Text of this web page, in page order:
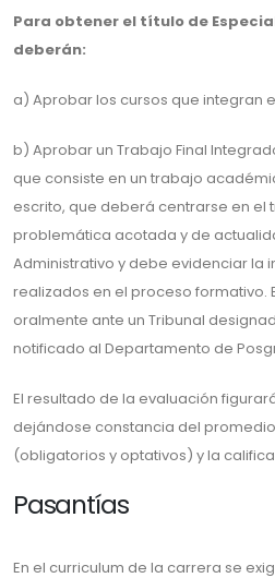
Para obtener el título de
deberán:
a) Aprobar los cursos que integran
b) Aprobar un Trabajo Final
que consiste en un trabajo
escrito, que deberá centrarse en el
problemática acotada y de
Administrativo y debe evidenciar la
realizados en el proceso formativo.
oralmente ante un Tribunal
notificado al Departamento de
El resultado de la evaluación
dejándose constancia del
(obligatorios y optativos) y la
Pasantías
En el curriculum de la carrera se